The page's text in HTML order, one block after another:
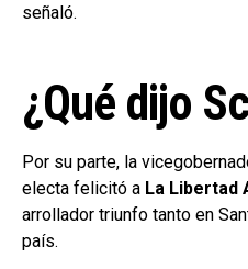
señaló.
¿Qué dijo
Por su parte, la
electa felicitó a La Libertad
arrollador triunfo tanto en
país.